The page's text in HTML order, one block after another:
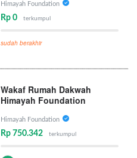
Himayah Foundation
Rp 0 terkumpul
sudah berakhir
Wakaf Rumah Dakwah
Himayah Foundation
Himayah Foundation
Rp 750.342 terkumpul